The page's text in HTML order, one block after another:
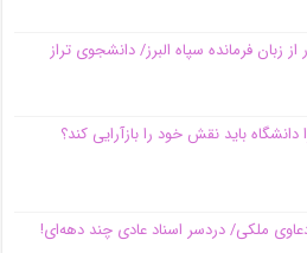
زبان فرمانده سپاه البرز/ دانشجوی تراز
باید نقش خود را بازآرایی کند؟
ملکی/ دردسر اسناد عادی چند‌ دهه‌ای!